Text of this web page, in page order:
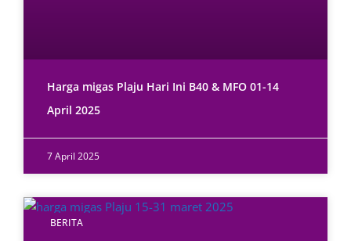
Harga migas Plaju Hari Ini B40 & MFO 01-14
April 2025
7 April 2025
BERITA